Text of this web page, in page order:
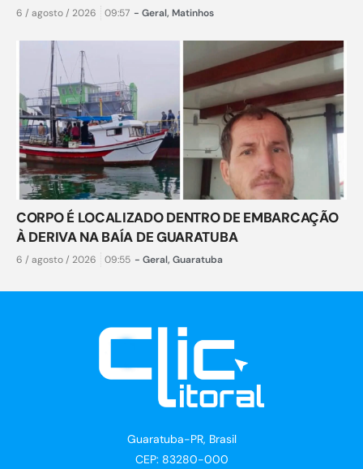
6 / agosto / 2026 09:57 - Geral, Matinhos
CORPO É LOCALIZADO DENTRO DE EMBARCAÇÃO
À DERIVA NA BAÍA DE GUARATUBA
6 / agosto / 2026 09:55 - Geral, Guaratuba
Guaratuba-PR, Brasil
CEP: 83280-000